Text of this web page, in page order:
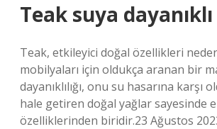
Teak suya dayanıklı
Teak, etkileyici doğal özellikleri
mobilyaları için oldukça aranan bir
dayanıklılığı, onu su hasarına karşı
hale getiren doğal yağlar sayesinde
özelliklerinden biridir.23 Ağustos